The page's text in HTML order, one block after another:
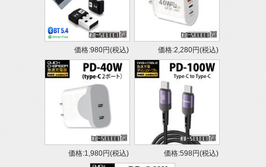
価格:980円(税込) 価格:2,280円(税込)
価格:1,980円(税込) 価格:598円(税込)